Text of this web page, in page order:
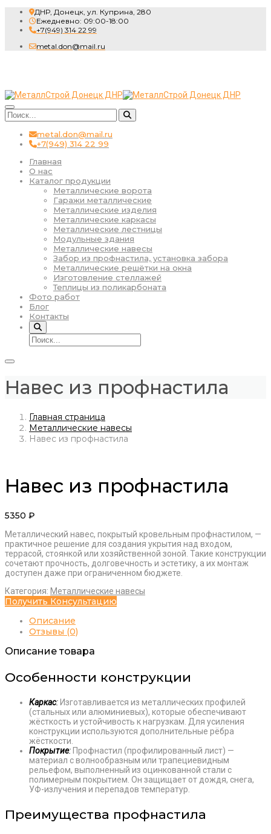
ДНР, Донецк, ул. Куприна, 280
Ежедневно: 09:00-18:00
+7(949) 314 22 99
metal.don@mail.ru
metal.don@mail.ru
+7(949) 314 22 99
Главная
О нас
Каталог продукции
Металлические ворота
Гаражи металлические
Металлические изделия
Металлические каркасы
Металлические лестницы
Модульные здания
Металлические навесы
Забор из профнастила, установка забора
Металлические решётки на окна
Изготовление стеллажей
Теплицы из поликарбоната
Фото работ
Блог
Контакты
Навес из профнастила
Главная страница
Металлические навесы
Навес из профнастила
Навес из профнастила
5350 ₽
Металлический навес, покрытый кровельным профнастилом, —
практичное решение для создания укрытия над входом,
террасой, стоянкой или хозяйственной зоной. Такие конструкции
сочетают прочность, долговечность и эстетику, а их монтаж
доступен даже при ограниченном бюджете.
Категория: Металлические навесы
Получить Консультацию
товара
Навес
профнастила
Описание
Отзывы (0)
Описание товара
Особенности конструкции
Каркас: Изготавливается из металлических профилей
(стальных или алюминиевых), которые обеспечивают
жёсткость и устойчивость к нагрузкам. Для усиления
конструкции используются дополнительные рёбра
жёсткости.
Покрытие: Профнастил (профилированный лист) —
материал с волнообразным или трапециевидным
рельефом, выполненный из оцинкованной стали с
полимерным покрытием. Он защищает от дождя, снега,
УФ-излучения и перепадов температур.
Преимущества профнастила